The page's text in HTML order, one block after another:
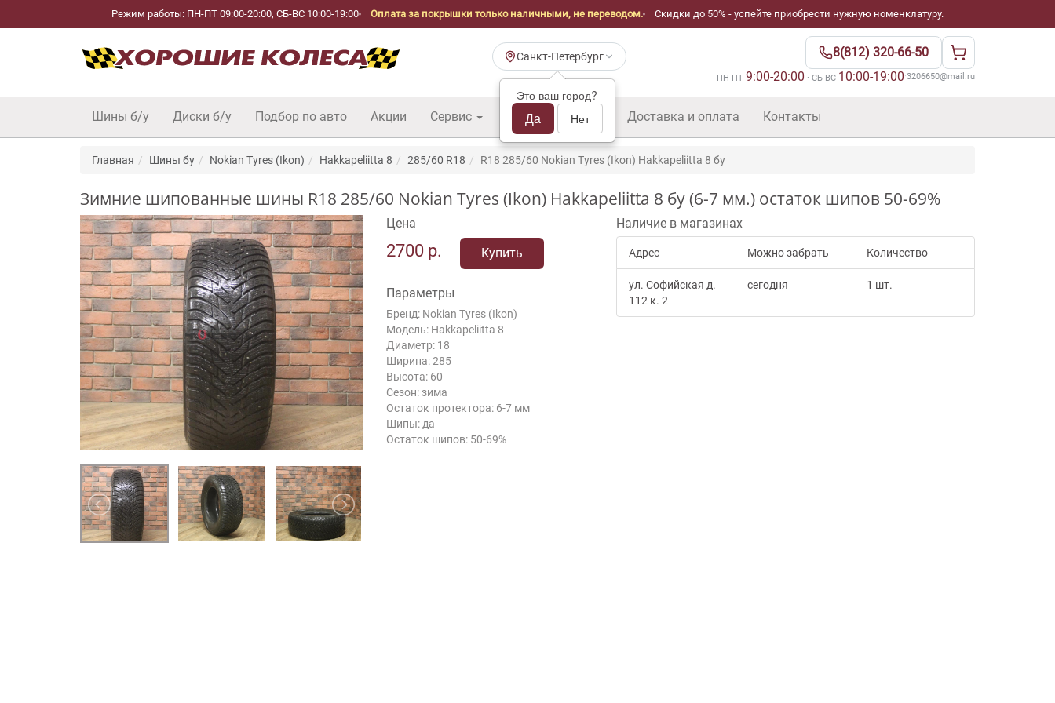
Режим работы: ПН-ПТ 09:00-20:00, СБ-ВС 10:00-19:00 Оплата за покрышки только наличными, не переводом. Скидки до 50% - успейте приобрести нужную номенклатуру.
Санкт-Петербург
Это ваш город?
Да Нет
8(812) 320-66-50
ПН-ПТ 9:00-20:00 · СБ-ВС 10:00-19:00·3206650@mail.ru
Шины б/у Диски б/у Подбор по авто Акции Сервис Шины б/у оптом Доставка и оплата Контакты
Главная Шины бу Nokian Tyres (Ikon) Hakkapeliitta 8 285/60 R18 R18 285/60 Nokian Tyres (Ikon) Hakkapeliitta 8 бу
Зимние шипованные шины R18 285/60 Nokian Tyres (Ikon) Hakkapeliitta 8 бу (6-7 мм.) остаток шипов 50-69%
Цена
2700 р. Купить
Параметры
Бренд: Nokian Tyres (Ikon)
Модель: Hakkapeliitta 8
Диаметр: 18
Ширина: 285
Высота: 60
Сезон: зима
Остаток протектора: 6-7 мм
Шипы: да
Остаток шипов: 50-69%
Наличие в магазинах
Адрес Можно забрать Количество
ул. Софийская д.
112 к. 2
сегодня 1 шт.